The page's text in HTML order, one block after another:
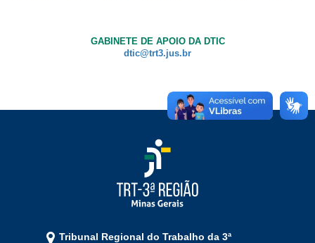
GABINETE DE APOIO DA DTIC
dtic@trt3.jus.br
Tribunal Regional do Trabalho da 3ª